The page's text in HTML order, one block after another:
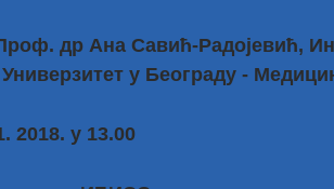
др Ана Савић-Радојевић,
Универзитет у Београду -
2018. у 13.00